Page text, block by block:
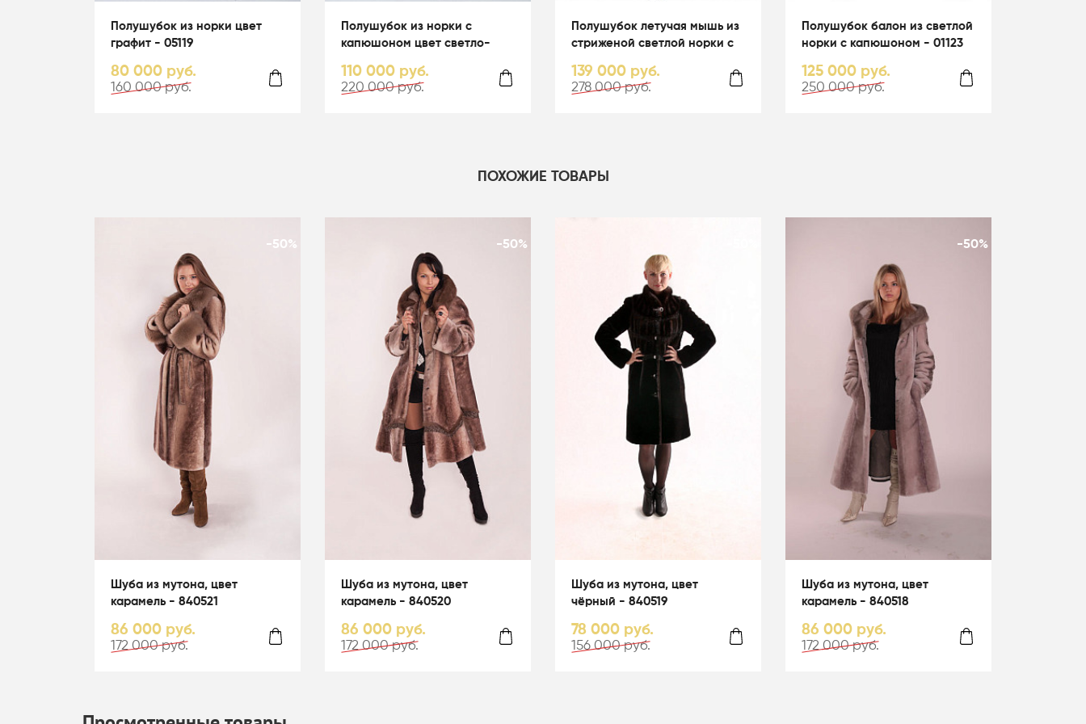
Полушубок из норки цвет
графит - 05119
80 000 руб.
160 000 руб.
Полушубок из норки с
капюшоном цвет светло-
110 000 руб.
220 000 руб.
Полушубок летучая мышь из
стриженой светлой норки с
139 000 руб.
278 000 руб.
Полушубок балон из светлой
норки с капюшоном - 01123
125 000 руб.
250 000 руб.
ПОХОЖИЕ ТОВАРЫ
-50%
Шуба из мутона, цвет
карамель - 840521
86 000 руб.
172 000 руб.
-50%
Шуба из мутона, цвет
карамель - 840520
86 000 руб.
172 000 руб.
Шуба из мутона, цвет
чёрный - 840519
78 000 руб.
156 000 руб.
-50%
Шуба из мутона, цвет
карамель - 840518
86 000 руб.
172 000 руб.